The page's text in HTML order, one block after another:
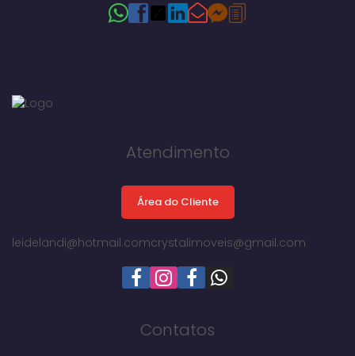
Atendimento
Área do Cliente
leidelandi@hotmail.comcrystalimoveis@gmail.com
Contatos